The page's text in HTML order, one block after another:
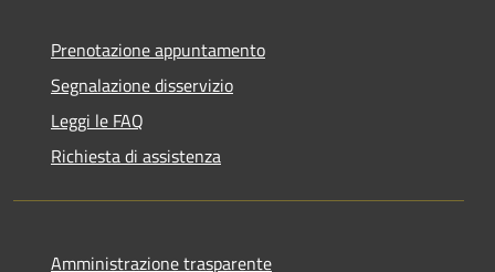
Prenotazione appuntamento
Segnalazione disservizio
Leggi le FAQ
Richiesta di assistenza
Amministrazione trasparente